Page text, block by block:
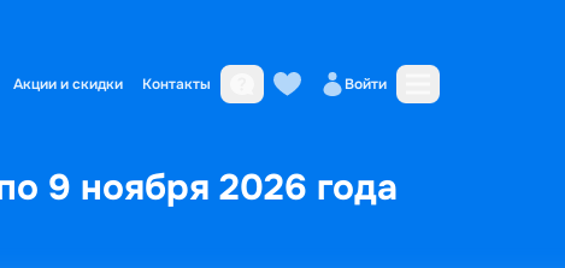
Акции и скидки Контакты Войти
9 ноября 2026 года